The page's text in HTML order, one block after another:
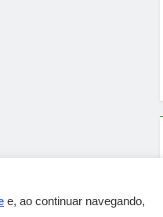
e, ao continuar navegando,